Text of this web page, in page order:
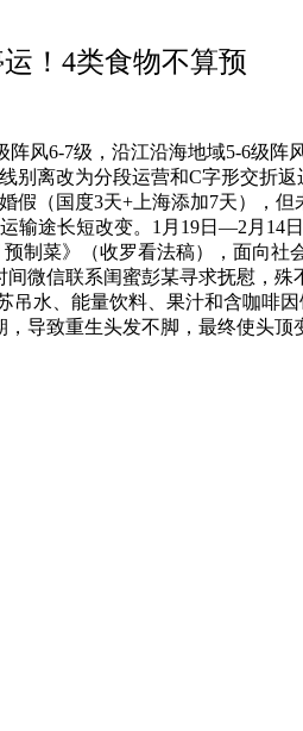
！4类食物不算预
7级，沿江沿海地域5-6级阵风
离改为分段运营和C字形交折
假（国度3天+上海添加7天），
输途长短改变。1月19日—2月14
制菜》（收罗看法稿），面向
微信联系闺蜜彭某寻求抚慰，
水、能量饮料、果汁和含咖啡
导致重生头发不脚，最终使头顶